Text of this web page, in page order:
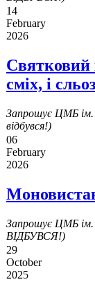
14
February
2026
Святковий
сміх, і
Запрошує ЦМБ ім.
відбувся!)
06
February
2026
Запрошує ЦМБ
ВІДБУВСЯ!)
29
October
2025